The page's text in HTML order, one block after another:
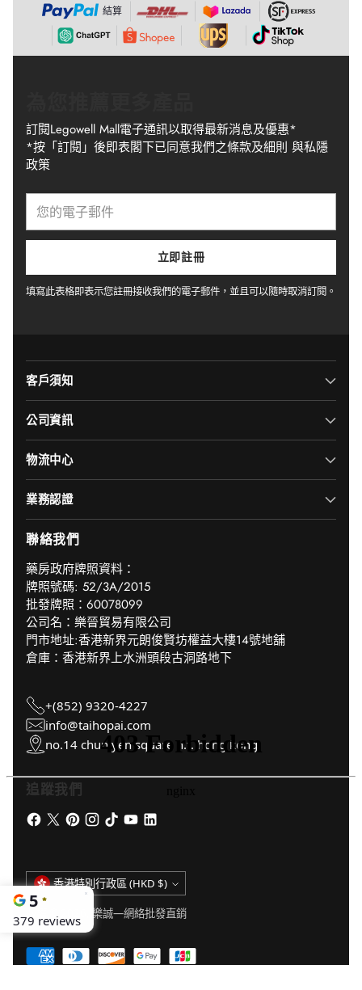
結算
訂閱Legowell Mall電子通訊以取得最新消息及優惠*
*按「訂閱」後即表閣下已同意我們之條款及細則 與私隱
政策
電
郵
件
立即註冊
填寫此表格即表示您註冊接收我們的電子郵件，並且可以隨時取消訂閱。
客戶須知
公司資訊
物流中心
業務認證
聯絡我們
‎藥房政府牌照資料：
牌照號碼: 52/3A/2015
批發牌照：60078099
公司名：樂晉貿易有限公司
門市地址:香港新界元朗俊賢坊權益大樓14號地舖
倉庫：香港新界上水洲頭段古洞路地下
+(852) 9320-4227
info@taihopai.com
no.14 chun yen square n.t. hong kong
追蹤我們
貨
幣
香港特別行政區 (HKD $)
版權 © 2026, 樂誠—網絡批發直銷